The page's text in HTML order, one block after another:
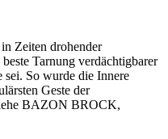
Zeiten drohender
Tarnung verdächtigbarer
sei. So wurde die Innere
Geste der
BAZON BROCK,